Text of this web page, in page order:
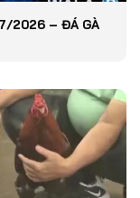
2026 – ĐÁ GÀ